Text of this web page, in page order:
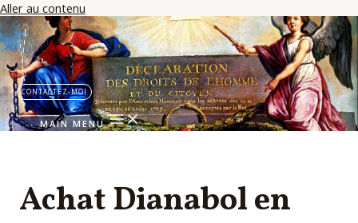
Aller au contenu
CONTACTEZ-MOI
MAIN MENU
Achat Dianabol en